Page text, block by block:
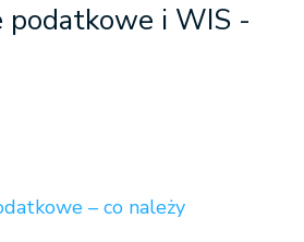
podatkowe i WIS -
– co należy